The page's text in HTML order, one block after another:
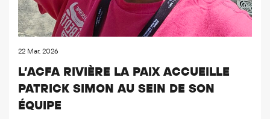
22 Mar, 2026
L’ACFA RIVIÈRE LA PAIX ACCUEILLE
PATRICK SIMON AU SEIN DE SON
ÉQUIPE